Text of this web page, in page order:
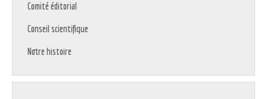
Comité éditorial
Conseil scientifique
Notre histoire